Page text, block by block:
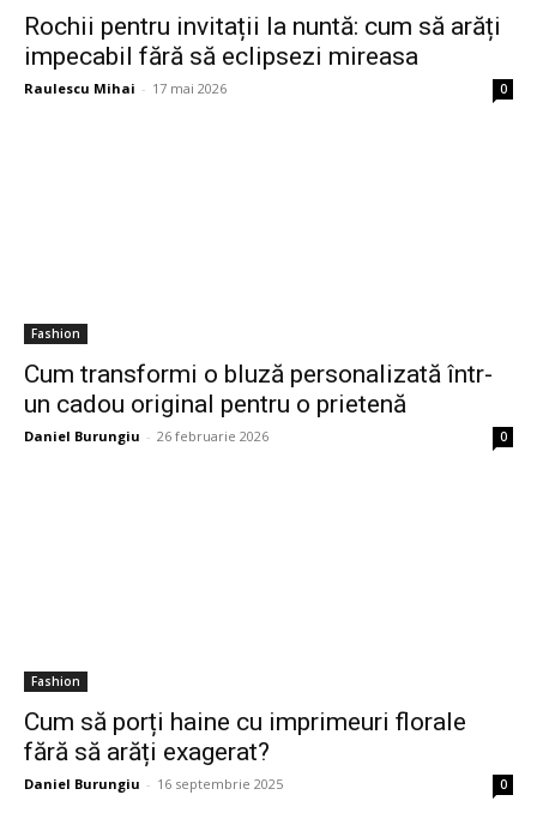
Rochii pentru invitații la nuntă: cum să arăți
impecabil fără să eclipsezi mireasa
Raulescu Mihai - 17 mai 2026 0
Fashion
Cum transformi o bluză personalizată într-
un cadou original pentru o prietenă
Daniel Burungiu - 26 februarie 2026 0
Fashion
Cum să porți haine cu imprimeuri florale
fără să arăți exagerat?
Daniel Burungiu - 16 septembrie 2025 0